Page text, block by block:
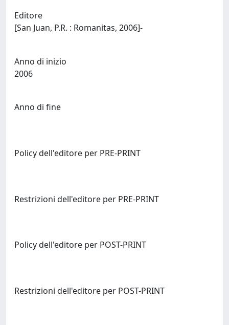
Editore
Anno di inizio
Anno di fine
Policy dell'editore per PRE-PRINT
Restrizioni dell'editore per PRE-PRINT
Policy dell'editore per POST-PRINT
Restrizioni dell'editore per POST-PRINT